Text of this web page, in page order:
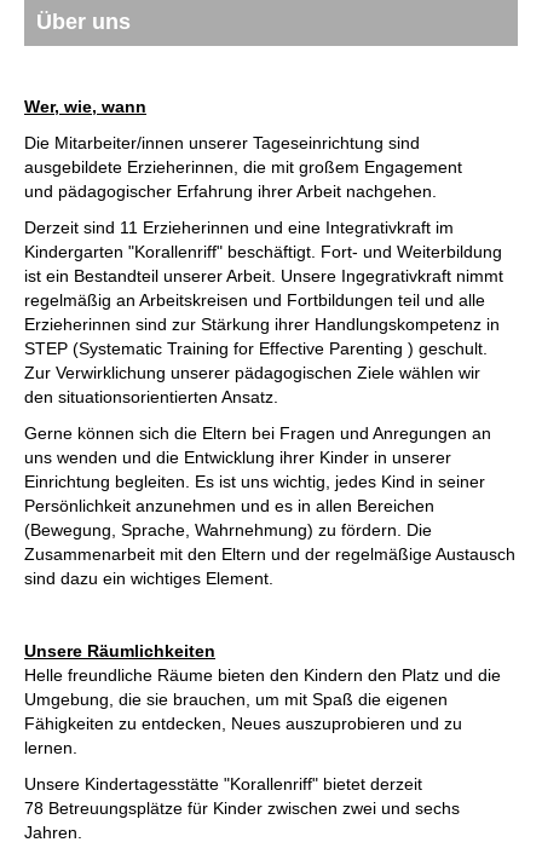
Über uns
Wer, wie, wann
Die Mitarbeiter/innen unserer Tageseinrichtung sind
ausgebildete Erzieherinnen, die mit großem Engagement
und pädagogischer Erfahrung ihrer Arbeit nachgehen.
Derzeit sind 11 Erzieherinnen und eine Integrativkraft im
Kindergarten "Korallenriff" beschäftigt. Fort- und Weiterbildung
ist ein Bestandteil unserer Arbeit. Unsere Ingegrativkraft nimmt
regelmäßig an Arbeitskreisen und Fortbildungen teil und alle
Erzieherinnen sind zur Stärkung ihrer Handlungskompetenz in
STEP (Systematic Training for Effective Parenting ) geschult.
Zur Verwirklichung unserer pädagogischen Ziele wählen wir
den situationsorientierten Ansatz.
Gerne können sich die Eltern bei Fragen und Anregungen an
uns wenden und die Entwicklung ihrer Kinder in unserer
Einrichtung begleiten. Es ist uns wichtig, jedes Kind in seiner
Persönlichkeit anzunehmen und es in allen Bereichen
(Bewegung, Sprache, Wahrnehmung) zu fördern. Die
Zusammenarbeit mit den Eltern und der regelmäßige Austausch
sind dazu ein wichtiges Element.
Unsere Räumlichkeiten
Helle freundliche Räume bieten den Kindern den Platz und die
Umgebung, die sie brauchen, um mit Spaß die eigenen
Fähigkeiten zu entdecken, Neues auszuprobieren und zu
lernen.
Unsere Kindertagesstätte "Korallenriff" bietet derzeit
78 Betreuungsplätze für Kinder zwischen zwei und sechs
Jahren.